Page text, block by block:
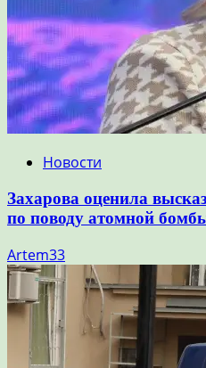
Новости
Захарова оценила
по поводу атомной
Artem33